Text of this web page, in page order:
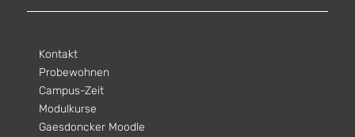
Kontakt
Probewohnen
Campus-Zeit
Modulkurse
Gaesdoncker Moodle